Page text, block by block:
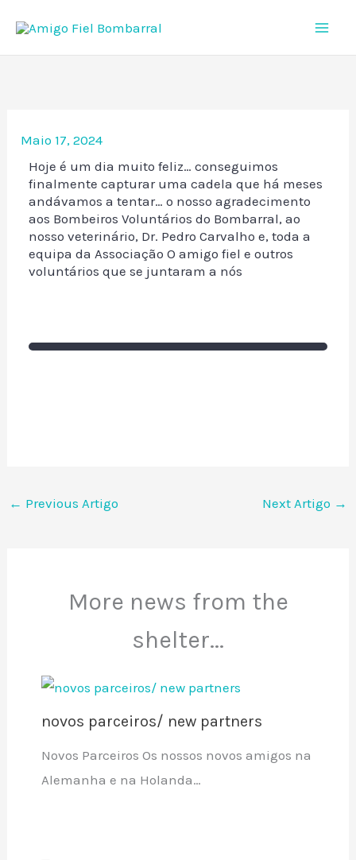
Maio 17, 2024
Hoje é um dia muito feliz… conseguimos
finalmente capturar uma cadela que há meses
andávamos a tentar… o nosso agradecimento
aos Bombeiros Voluntários do Bombarral, ao
nosso veterinário, Dr. Pedro Carvalho e, toda a
equipa da Associação O amigo fiel e outros
voluntários que se juntaram a nós
← Previous Artigo Next Artigo →
More news from the
shelter...
novos parceiros/ new partners
Novos Parceiros Os nossos novos amigos na
Alemanha e na Holanda…